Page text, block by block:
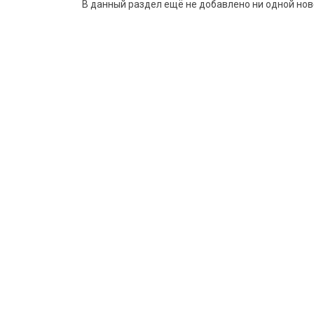
В данный раздел ещё не добавлено ни одной